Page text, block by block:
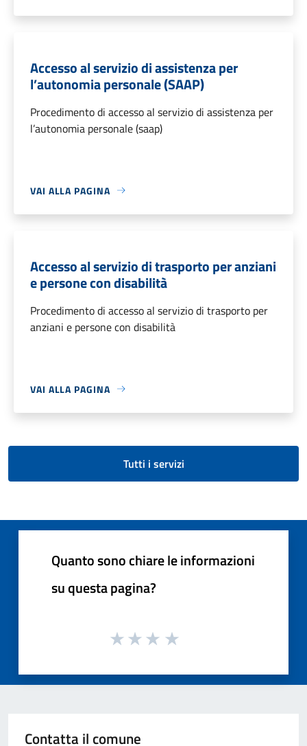
Accesso al servizio di assistenza per
l’autonomia personale (SAAP)
Procedimento di accesso al servizio di assistenza per
l’autonomia personale (saap)
VAI ALLA PAGINA
Accesso al servizio di trasporto per anziani
e persone con disabilità
Procedimento di accesso al servizio di trasporto per
anziani e persone con disabilità
VAI ALLA PAGINA
Tutti i servizi
Quanto sono chiare le informazioni
su questa pagina?
Contatta il comune